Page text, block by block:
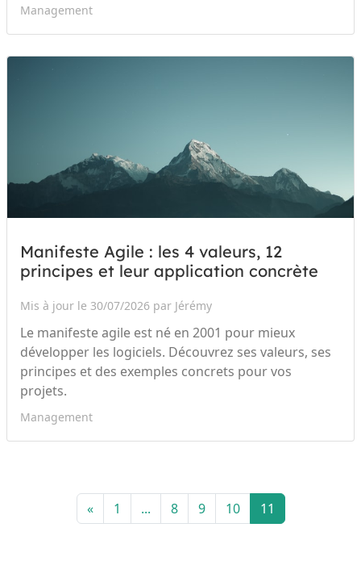
Management
Manifeste Agile : les 4 valeurs, 12
principes et leur application concrète
Mis à jour le 30/07/2026 par Jérémy
Le manifeste agile est né en 2001 pour mieux
développer les logiciels. Découvrez ses valeurs, ses
principes et des exemples concrets pour vos
projets.
Management
« 1 ... 8 9 10 11